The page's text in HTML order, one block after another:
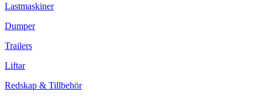
Lastmaskiner
Dumper
Trailers
Liftar
Redskap & Tillbehör